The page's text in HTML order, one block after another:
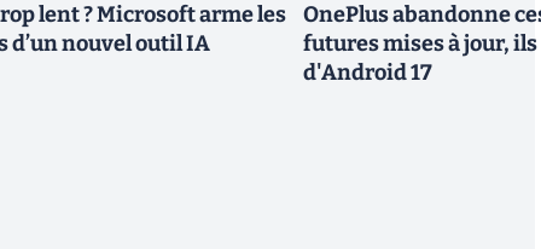
lent ? Microsoft arme les
d’un nouvel outil IA
OnePlus abandonne
futures mises à jour,
d'Android 17